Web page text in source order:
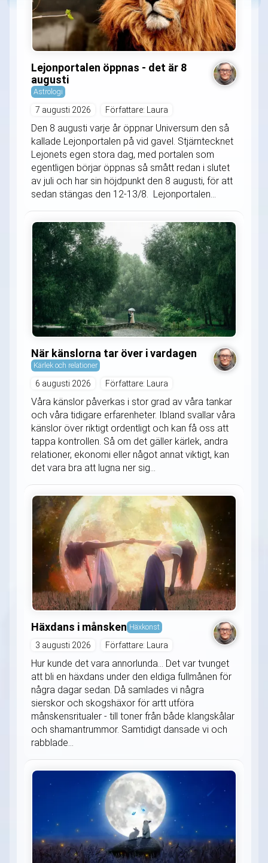
Lejonportalen öppnas - det är 8
augusti
Astrologi
7 augusti 2026 Författare: Laura
Den 8 augusti varje år öppnar Universum den så
kallade Lejonportalen på vid gavel. Stjärntecknet
Lejonets egen stora dag, med portalen som
egentligen börjar öppnas så smått redan i slutet
av juli och har sin höjdpunkt den 8 augusti, för att
sedan stängas den 12-13/8. Lejonportalen...
När känslorna tar över i vardagen
Kärlek och relationer
6 augusti 2026 Författare: Laura
Våra känslor påverkas i stor grad av våra tankar
och våra tidigare erfarenheter. Ibland svallar våra
känslor över riktigt ordentligt och kan få oss att
tappa kontrollen. Så om det gäller kärlek, andra
relationer, ekonomi eller något annat viktigt, kan
det vara bra att lugna ner sig...
Häxdans i månsken Häxkonst
3 augusti 2026 Författare: Laura
Hur kunde det vara annorlunda... Det var tvunget
att bli en häxdans under den eldiga fullmånen för
några dagar sedan. Då samlades vi några
sierskor och skogshäxor för artt utföra
månskensritualer - till toner från både klangskålar
och shamantrummor. Samtidigt dansade vi och
rabblade...